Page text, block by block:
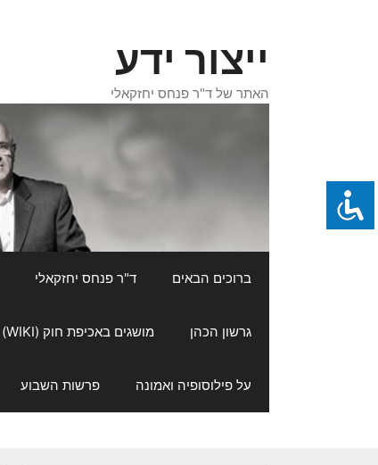
ייצור ידע
האתר של ד"ר פנחס יחזקאלי
ברוכים הבאים ד"ר פנחס יחזקאלי
גרשון הכהן מושגים באכיפת חוק (WIKI)
על פילוסופיה ואמונה פרשות השבוע